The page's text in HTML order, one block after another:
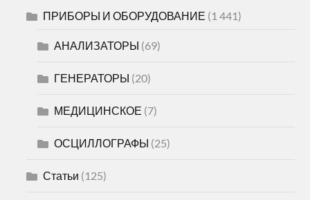
ПРИБОРЫ И ОБОРУДОВАНИЕ (1 441)
АНАЛИЗАТОРЫ (69)
ГЕНЕРАТОРЫ (20)
МЕДИЦИНСКОЕ (7)
ОСЦИЛЛОГРАФЫ (25)
Статьи (125)